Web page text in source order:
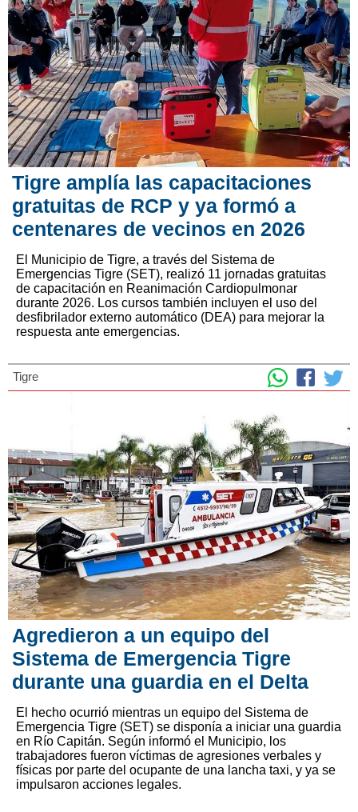
Tigre amplía las capacitaciones
gratuitas de RCP y ya formó a
centenares de vecinos en 2026
El Municipio de Tigre, a través del Sistema de
Emergencias Tigre (SET), realizó 11 jornadas gratuitas
de capacitación en Reanimación Cardiopulmonar
durante 2026. Los cursos también incluyen el uso del
desfibrilador externo automático (DEA) para mejorar la
respuesta ante emergencias.
Tigre
Agredieron a un equipo del
Sistema de Emergencia Tigre
durante una guardia en el Delta
El hecho ocurrió mientras un equipo del Sistema de
Emergencia Tigre (SET) se disponía a iniciar una guardia
en Río Capitán. Según informó el Municipio, los
trabajadores fueron víctimas de agresiones verbales y
físicas por parte del ocupante de una lancha taxi, y ya se
impulsaron acciones legales.